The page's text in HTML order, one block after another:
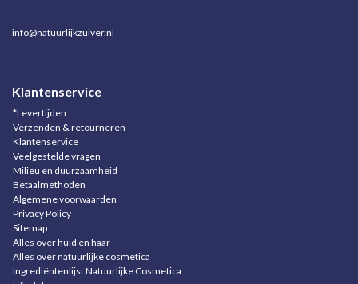
info@natuurlijkzuiver.nl
Klantenservice
*Levertijden
Verzenden & retourneren
Klantenservice
Veelgestelde vragen
Milieu en duurzaamheid
Betaalmethoden
Algemene voorwaarden
Privacy Policy
Sitemap
Alles over huid en haar
Alles over natuurlijke cosmetica
Ingrediëntenlijst Natuurlijke Cosmetica